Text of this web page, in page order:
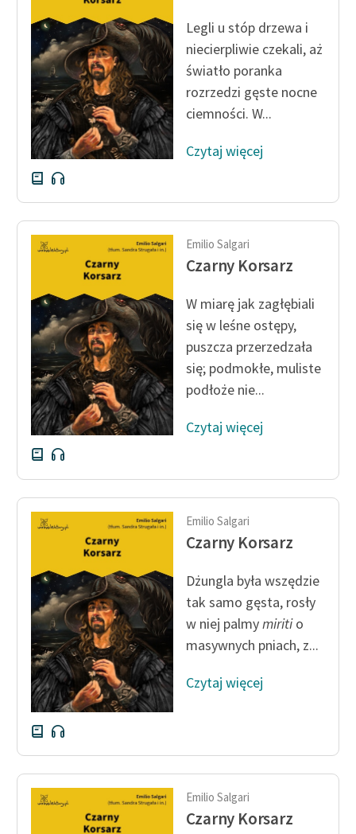
Ręce pełne poezji
Kolekcje edukacyjne
twórców przechodzących
do domeny publicznej,
lektur szkolnych oraz
Starego Testamentu
Odkurzamy bohaterów
Szkoła Poezji Wolnych
Lektur
O nas
O projekcie
Zespół
Zasady wykorzystania
Wolnych Lektur
Logotypy
Materiały promocyjne
Polityka prywatności
Regulamin biblioteki
Dane fundacji i
sprawozdania finansowe
Regulamin darowizn
Informacja o treściach
wrażliwych
Deklaracja dostępności
Legli u stóp drzewa i
niecierpliwie czekali, aż
światło poranka
rozrzedzi gęste nocne
ciemności. W...
Czytaj więcej
Emilio Salgari
Czarny Korsarz
W miarę jak zagłębiali
się w leśne ostępy,
puszcza przerzedzała
się; podmokłe, muliste
podłoże nie...
Czytaj więcej
Emilio Salgari
Czarny Korsarz
Dżungla była wszędzie
tak samo gęsta, rosły
w niej palmymiritio
masywnych pniach, z...
Czytaj więcej
Emilio Salgari
Czarny Korsarz